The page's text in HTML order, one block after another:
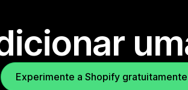
Experimente a Shopify